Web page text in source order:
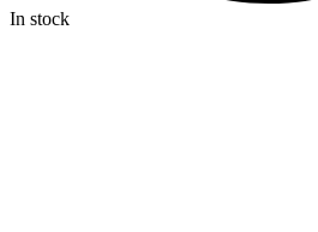
In stock